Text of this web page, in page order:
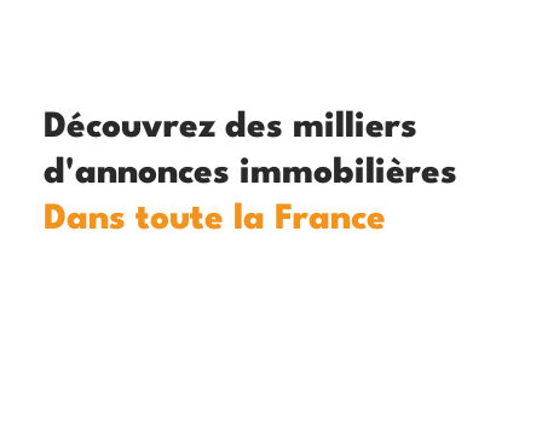
Découvrez des milliers
d'annonces immobilières
Dans toute la France